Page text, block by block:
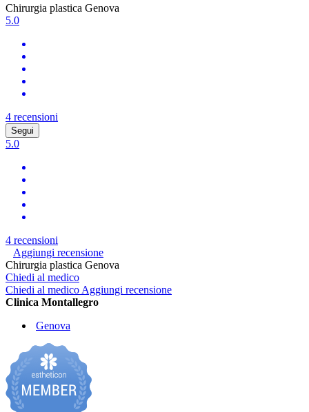
Chirurgia plastica Genova
5.0
4 recensioni
Segui
5.0
4 recensioni
Aggiungi recensione
Chirurgia plastica Genova
Chiedi al medico
Chiedi al medico Aggiungi recensione
Clinica Montallegro
Genova